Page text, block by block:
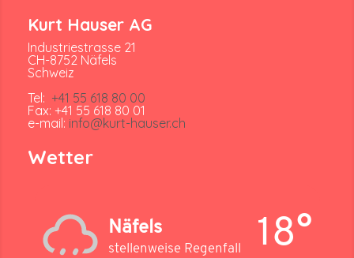
Kurt Hauser AG
Industriestrasse 21
CH-8752 Näfels
Schweiz
Tel: +41 55 618 80 00
Fax: +41 55 618 80 01
e-mail: info@kurt-hauser.ch
Wetter
Näfels
stellenweise Regenfall 18°